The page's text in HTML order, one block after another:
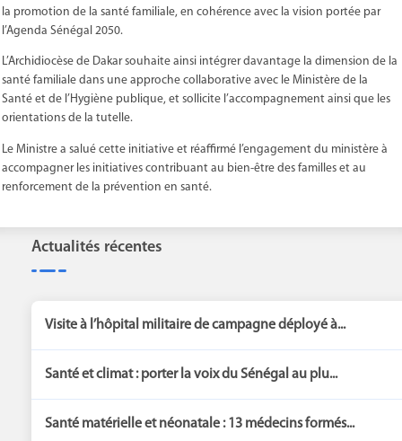
la promotion de la santé familiale, en cohérence avec la vision portée par
l’Agenda Sénégal 2050.
L’Archidiocèse de Dakar souhaite ainsi intégrer davantage la dimension de la
santé familiale dans une approche collaborative avec le Ministère de la
Santé et de l’Hygiène publique, et sollicite l’accompagnement ainsi que les
orientations de la tutelle.
Le Ministre a salué cette initiative et réaffirmé l’engagement du ministère à
accompagner les initiatives contribuant au bien-être des familles et au
renforcement de la prévention en santé.
Actualités récentes
Visite à l’hôpital militaire de campagne déployé à...
Santé et climat : porter la voix du Sénégal au plu...
Santé matérielle et néonatale : 13 médecins formés...